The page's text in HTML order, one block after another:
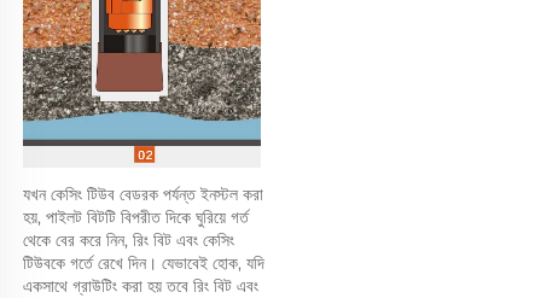
যখন কেসিং টিউব বেডরক পর্যন্ত ইনস্টল করা
হয়, পাইলট বিটটি বিপরীত দিকে ঘুরিয়ে গর্ত
থেকে বের করে নিন, রিং বিট এবং কেসিং
টিউবকে গর্তে রেখে দিন। যেভাবেই হোক, যদি
একসাথে গ্রাউটিং করা হয় তবে রিং বিট এবং